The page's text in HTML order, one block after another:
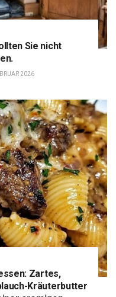
Sie nicht
2026
Zartes,
Kräuterbutter